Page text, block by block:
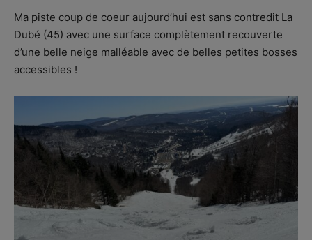
Ma piste coup de coeur aujourd’hui est sans contredit La
Dubé (45) avec une surface complètement recouverte
d’une belle neige malléable avec de belles petites bosses
accessibles !